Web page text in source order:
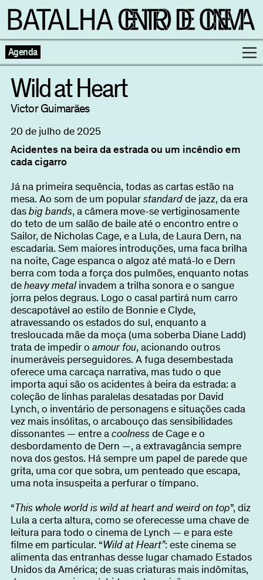
Agenda
Programação
Exposições
Cinema ao Redor
Escolas
Editorial
Sobre
Torna-te BFF
Wild at Heart
Victor Guimarães
20 de julho de 2025
Acidentes na beira da estrada ou um incêndio em
cada cigarro
Já na primeira sequência, todas as cartas estão na
mesa. Ao som de um popularstandardde jazz, da era
dasbig bands, a câmera move-se vertiginosamente
do teto de um salão de baile até o encontro entre o
Sailor, de Nicholas Cage, e a Lula, de Laura Dern, na
escadaria. Sem maiores introduções, uma faca brilha
na noite, Cage espanca o algoz até matá-lo e Dern
berra com toda a força dos pulmões, enquanto notas
deheavy metalinvadem a trilha sonora e o sangue
jorra pelos degraus. Logo o casal partirá num carro
descapotável ao estilo de Bonnie e Clyde,
atravessando os estados do sul, enquanto a
tresloucada mãe da moça (uma soberba Diane Ladd)
trata de impedir o amour fou, acionando outros
inumeráveis perseguidores. A fuga desembestada
oferece uma carcaça narrativa, mas tudo o que
importa aqui são os acidentes à beira da estrada: a
coleção de linhas paralelas desatadas por David
Lynch, o inventário de personagens e situações cada
vez mais insólitas, o arcabouço das sensibilidades
dissonantes — entre acoolness de Cage e o
desbordamento de Dern —, a extravagância sempre
nova dos gestos. Há sempre um papel de parede que
grita, uma cor que sobra, um penteado que escapa,
uma nota insuspeita a perfurar o tímpano.
“This whole world is wild at heart and weird on top”, diz
Lula a certa altura, como se oferecesse uma chave de
leitura para todo o cinema de Lynch — e para este
filme em particular. “Wild at Heart”: este cinema se
alimenta das entranhas desse lugar chamado Estados
Unidos da América; de suas criaturas mais indômitas,